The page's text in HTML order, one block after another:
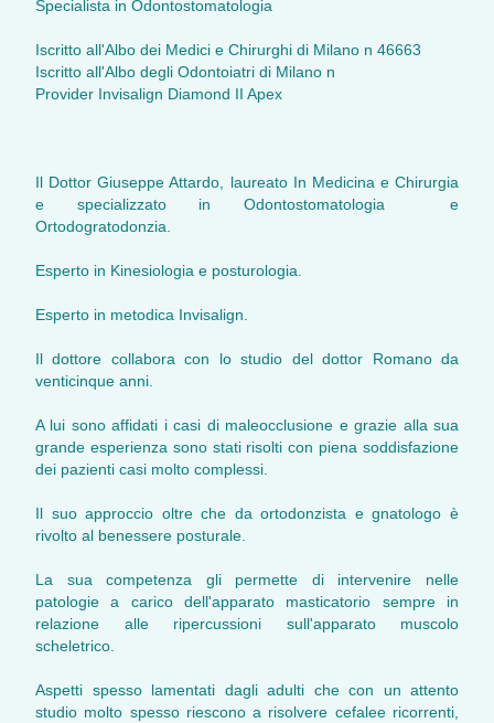
Specialista in Odontostomatologia
Iscritto all'Albo dei Medici e Chirurghi di Milano n 46663
Iscritto all'Albo degli Odontoiatri di Milano n
Provider Invisalign Diamond II Apex
Il Dottor Giuseppe Attardo, laureato In Medicina e Chirurgia
e specializzato in Odontostomatologia e
Ortodogratodonzia.
Esperto in Kinesiologia e posturologia.
Esperto in metodica Invisalign.
Il dottore collabora con lo studio del dottor Romano da
venticinque anni.
A lui sono affidati i casi di maleocclusione e grazie alla sua
grande esperienza sono stati risolti con piena soddisfazione
dei pazienti casi molto complessi.
Il suo approccio oltre che da ortodonzista e gnatologo è
rivolto al benessere posturale.
La sua competenza gli permette di intervenire nelle
patologie a carico dell'apparato masticatorio sempre in
relazione alle ripercussioni sull'apparato muscolo
scheletrico.
Aspetti spesso lamentati dagli adulti che con un attento
studio molto spesso riescono a risolvere cefalee ricorrenti,